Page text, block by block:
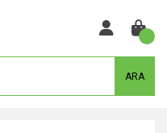
ARA